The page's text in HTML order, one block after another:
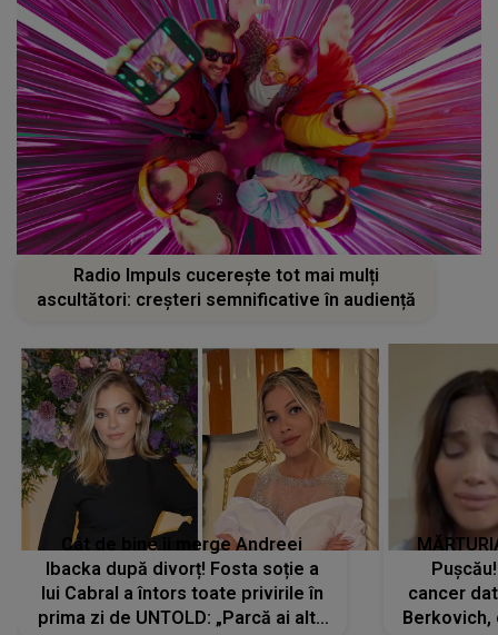
Radio Impuls cucerește tot mai mulți
ascultători: creșteri semnificative în audiență
Cât de bine îi merge Andreei
Ibacka după divorț! Fosta soție a
lui Cabral a întors toate privirile în
prima zi de UNTOLD: „Parcă ai altă
cancer